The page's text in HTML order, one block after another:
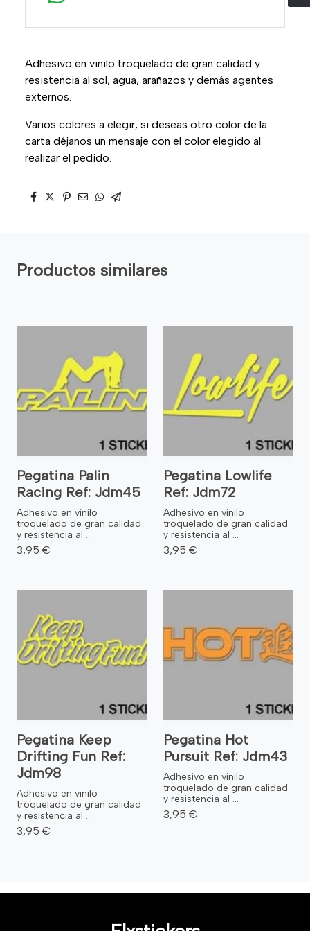
Adhesivo en vinilo troquelado de gran calidad y
resistencia al sol, agua, arañazos y demás agentes
externos.
Varios colores a elegir, si deseas otro color de la
carta déjanos un mensaje con el color elegido al
realizar el pedido.
Productos similares
Pegatina Palin
Racing Ref: Jdm45
Adhesivo en vinilo
troquelado de gran calidad
y resistencia al ...
3,95 €
Pegatina Lowlife
Ref: Jdm72
Adhesivo en vinilo
troquelado de gran calidad
y resistencia al ...
3,95 €
Pegatina Keep
Drifting Fun Ref:
Jdm98
Adhesivo en vinilo
troquelado de gran calidad
y resistencia al ...
3,95 €
Pegatina Hot
Pursuit Ref: Jdm43
Adhesivo en vinilo
troquelado de gran calidad
y resistencia al ...
3,95 €